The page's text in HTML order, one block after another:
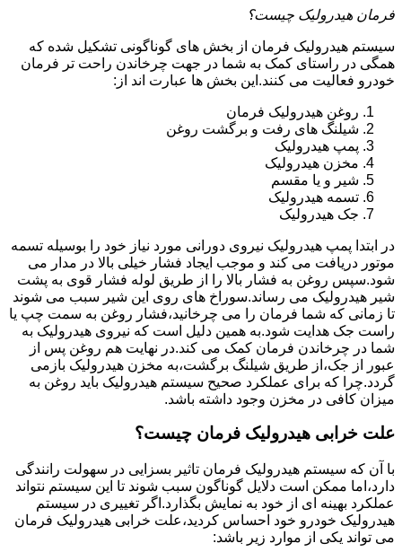
فرمان هیدرولیک چیست؟
سیستم هیدرولیک فرمان از بخش های گوناگونی تشکیل شده که
همگی در راستای کمک به شما در جهت چرخاندن راحت تر فرمان
خودرو فعالیت می کنند.این بخش ها عبارت اند از:
روغن هیدرولیک فرمان
شیلنگ های رفت و برگشت روغن
پمپ هیدرولیک
مخزن هیدرولیک
شیر و یا مقسم
تسمه هیدرولیک
جک هیدرولیک
در ابتدا پمپ هیدرولیک نیروی دورانی مورد نیاز خود را بوسیله تسمه
موتور دریافت می کند و موجب ایجاد فشار خیلی بالا در مدار می
شود.سپس روغن به فشار بالا را از طریق لوله فشار قوی به پشت
شیر هیدرولیک می رساند.سوراخ های روی این شیر سبب می شوند
تا زمانی که شما فرمان را می چرخانید،فشار روغن به سمت چپ یا
راست جک هدایت شود.به همین دلیل است که نیروی هیدرولیک به
شما در چرخاندن فرمان کمک می کند.در نهایت هم روغن پس از
عبور از جک،از طریق شیلنگ برگشت،به مخزن هیدرولیک بازمی
گردد.چرا که برای عملکرد صحیح سیستم هیدرولیک باید روغن به
میزان کافی در مخزن وجود داشته باشد.
علت خرابی هیدرولیک فرمان چیست؟
با آن که سیستم هیدرولیک فرمان تاثیر بسزایی در سهولت رانندگی
دارد،اما ممکن است دلایل گوناگون سبب شوند تا این سیستم نتواند
عملکرد بهینه ای از خود به نمایش بگذارد.اگر تغییری در سیستم
هیدرولیک خودرو خود احساس کردید،علت خرابی هیدرولیک فرمان
می تواند یکی از موارد زیر باشد: